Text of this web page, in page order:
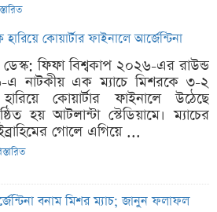
কোয়ার্টার ফাইনালে আর্জেন্টিনা
ডেস্ক: ফিফা বিশ্বকাপ ২০২৬-এর রাউন্ড
নাটকীয় এক ম্যাচে মিশরকে ৩-২
কোয়ার্টার ফাইনালে উঠেছে
হয় আটলান্টা স্টেডিয়ামে। ম্যাচের
গোলে এগিয়ে ...
বনাম মিশর ম্যাচ; জানুন ফলাফল